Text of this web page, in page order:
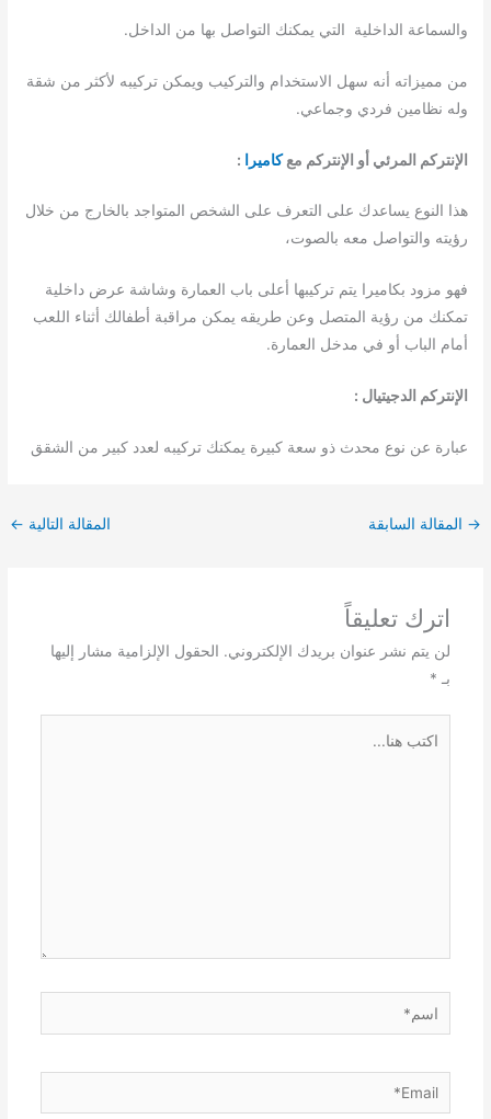
والسماعة الداخلية التي يمكنك التواصل بها من الداخل.
من مميزاته أنه سهل الاستخدام والتركيب ويمكن تركيبه لأكثر من شقة
وله نظامين فردي وجماعي.
الإنتركم المرئي أو الإنتركم معكاميرا :
هذا النوع يساعدك على التعرف على الشخص المتواجد بالخارج من خلال
رؤيته والتواصل معه بالصوت،
فهو مزود بكاميرا يتم تركيبها أعلى باب العمارة وشاشة عرض داخلية
تمكنك من رؤية المتصل وعن طريقه يمكن مراقبة أطفالك أثناء اللعب
أمام الباب أو في مدخل العمارة.
الإنتركم الدجيتيال :
عبارة عن نوع محدث ذو سعة كبيرة يمكنك تركيبه لعدد كبير من الشقق
→ المقالة السابقة المقالة التالية ←
اترك تعليقاً
لن يتم نشر عنوان بريدك الإلكتروني. الحقول الإلزامية مشار إليها
بـ *
اسم*
Email*